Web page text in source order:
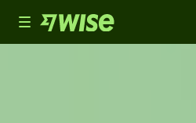
Toggle
navigation